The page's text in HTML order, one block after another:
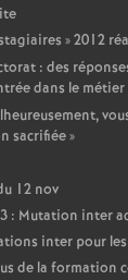
» 2012
: des
dans le métier
sacrifiée»
12 nov
: Mutation inter
inter pour
de la formation